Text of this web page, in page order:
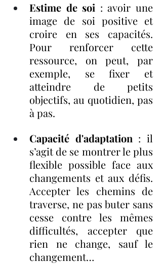
Estime de soi : avoir une
image de soi positive et
croire en ses capacités.
Pour renforcer cette
ressource, on peut, par
exemple, se fixer et
atteindre de petits
objectifs, au quotidien, pas
à pas.
Capacité d'adaptation : il
s’agit de se montrer le plus
flexible possible face aux
changements et aux défis.
Accepter les chemins de
traverse, ne pas buter sans
cesse contre les mêmes
difficultés, accepter que
rien ne change, sauf le
changement…